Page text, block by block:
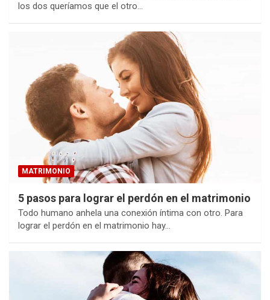
los dos queríamos que el otro…
MATRIMONIO
5 pasos para lograr el perdón en el matrimonio
Todo humano anhela una conexión íntima con otro. Para
lograr el perdón en el matrimonio hay…